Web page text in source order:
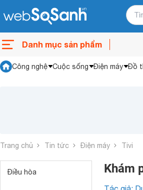
Danh mục sản phẩm
Công nghệ Cuộc sống Điện máy Đồ
Trang chủ Tin tức Điện máy Tivi
Điều hòa Khám